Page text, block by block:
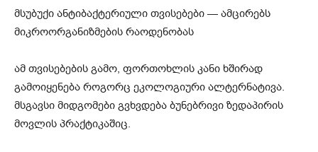
მსუბუქი ანტიბაქტერიული თვისებები — ამცირებს
მიკროორგანიზმების რაოდენობას
ამ თვისებების გამო, ფორთოხლის კანი ხშირად
გამოიყენება როგორც ეკოლოგიური ალტერნატივა.
მსგავსი მიდგომები გვხვდება ბუნებრივი ზედაპირის
მოვლის პრაქტიკაშიც.